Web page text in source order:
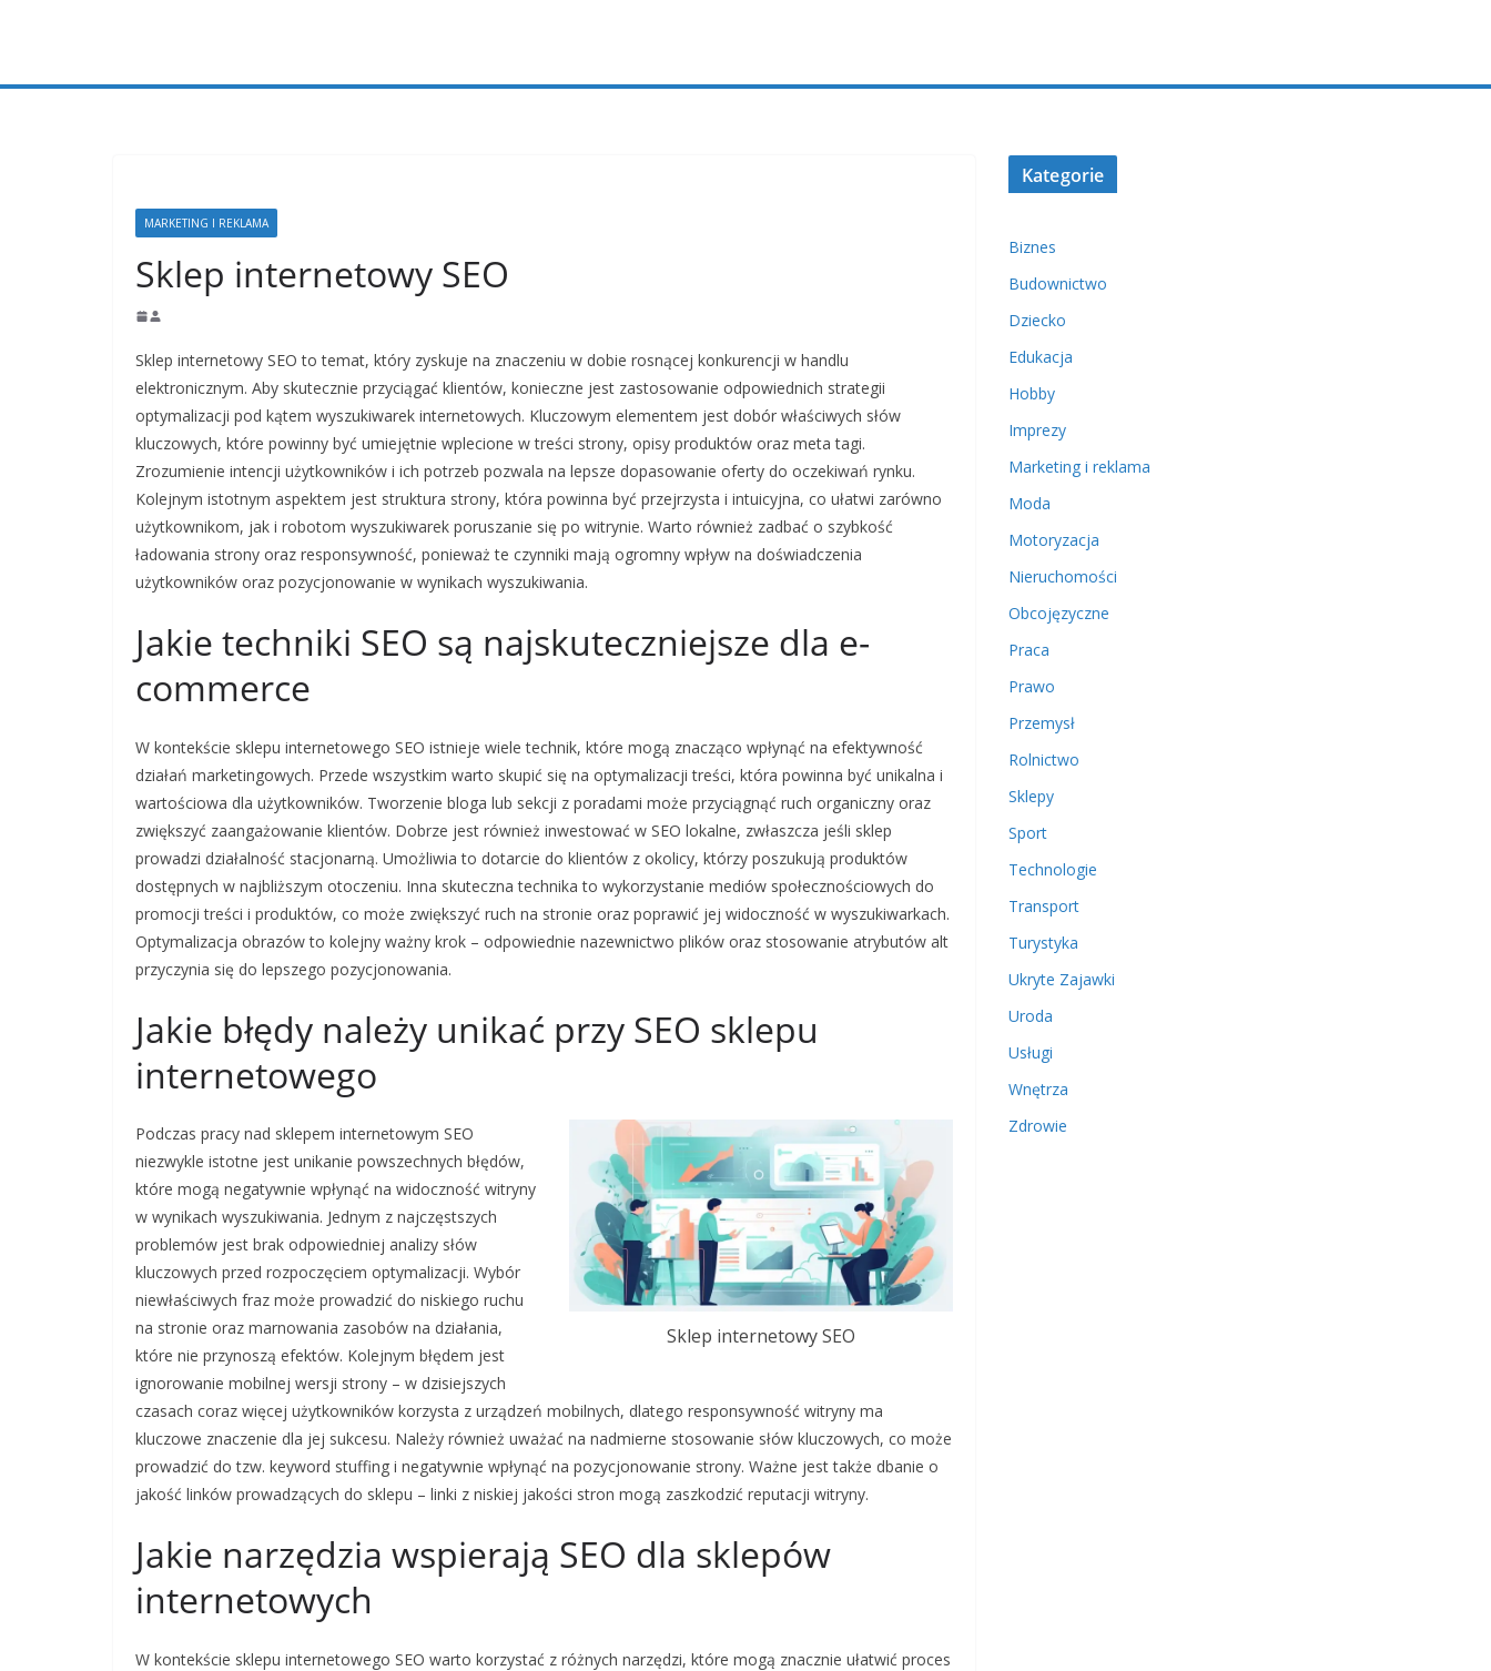
MARKETING I REKLAMA
Sklep internetowy SEO
Sklep internetowy SEO to temat, który zyskuje na znaczeniu w dobie rosnącej konkurencji w handlu
elektronicznym. Aby skutecznie przyciągać klientów, konieczne jest zastosowanie odpowiednich strategii
optymalizacji pod kątem wyszukiwarek internetowych. Kluczowym elementem jest dobór właściwych słów
kluczowych, które powinny być umiejętnie wplecione w treści strony, opisy produktów oraz meta tagi.
Zrozumienie intencji użytkowników i ich potrzeb pozwala na lepsze dopasowanie oferty do oczekiwań rynku.
Kolejnym istotnym aspektem jest struktura strony, która powinna być przejrzysta i intuicyjna, co ułatwi zarówno
użytkownikom, jak i robotom wyszukiwarek poruszanie się po witrynie. Warto również zadbać o szybkość
ładowania strony oraz responsywność, ponieważ te czynniki mają ogromny wpływ na doświadczenia
użytkowników oraz pozycjonowanie w wynikach wyszukiwania.
Jakie techniki SEO są najskuteczniejsze dla e-
commerce
W kontekście sklepu internetowego SEO istnieje wiele technik, które mogą znacząco wpłynąć na efektywność
działań marketingowych. Przede wszystkim warto skupić się na optymalizacji treści, która powinna być unikalna i
wartościowa dla użytkowników. Tworzenie bloga lub sekcji z poradami może przyciągnąć ruch organiczny oraz
zwiększyć zaangażowanie klientów. Dobrze jest również inwestować w SEO lokalne, zwłaszcza jeśli sklep
prowadzi działalność stacjonarną. Umożliwia to dotarcie do klientów z okolicy, którzy poszukują produktów
dostępnych w najbliższym otoczeniu. Inna skuteczna technika to wykorzystanie mediów społecznościowych do
promocji treści i produktów, co może zwiększyć ruch na stronie oraz poprawić jej widoczność w wyszukiwarkach.
Optymalizacja obrazów to kolejny ważny krok – odpowiednie nazewnictwo plików oraz stosowanie atrybutów alt
przyczynia się do lepszego pozycjonowania.
Jakie błędy należy unikać przy SEO sklepu
internetowego
Sklep internetowy SEO
Podczas pracy nad sklepem internetowym SEO
niezwykle istotne jest unikanie powszechnych błędów,
które mogą negatywnie wpłynąć na widoczność witryny
w wynikach wyszukiwania. Jednym z najczęstszych
problemów jest brak odpowiedniej analizy słów
kluczowych przed rozpoczęciem optymalizacji. Wybór
niewłaściwych fraz może prowadzić do niskiego ruchu
na stronie oraz marnowania zasobów na działania,
które nie przynoszą efektów. Kolejnym błędem jest
ignorowanie mobilnej wersji strony – w dzisiejszych
czasach coraz więcej użytkowników korzysta z urządzeń mobilnych, dlatego responsywność witryny ma
kluczowe znaczenie dla jej sukcesu. Należy również uważać na nadmierne stosowanie słów kluczowych, co może
prowadzić do tzw. keyword stuffing i negatywnie wpłynąć na pozycjonowanie strony. Ważne jest także dbanie o
jakość linków prowadzących do sklepu – linki z niskiej jakości stron mogą zaszkodzić reputacji witryny.
Jakie narzędzia wspierają SEO dla sklepów
internetowych
W kontekście sklepu internetowego SEO warto korzystać z różnych narzędzi, które mogą znacznie ułatwić proces
Kategorie
Biznes
Budownictwo
Dziecko
Edukacja
Hobby
Imprezy
Marketing i reklama
Moda
Motoryzacja
Nieruchomości
Obcojęzyczne
Praca
Prawo
Przemysł
Rolnictwo
Sklepy
Sport
Technologie
Transport
Turystyka
Ukryte Zajawki
Uroda
Usługi
Wnętrza
Zdrowie